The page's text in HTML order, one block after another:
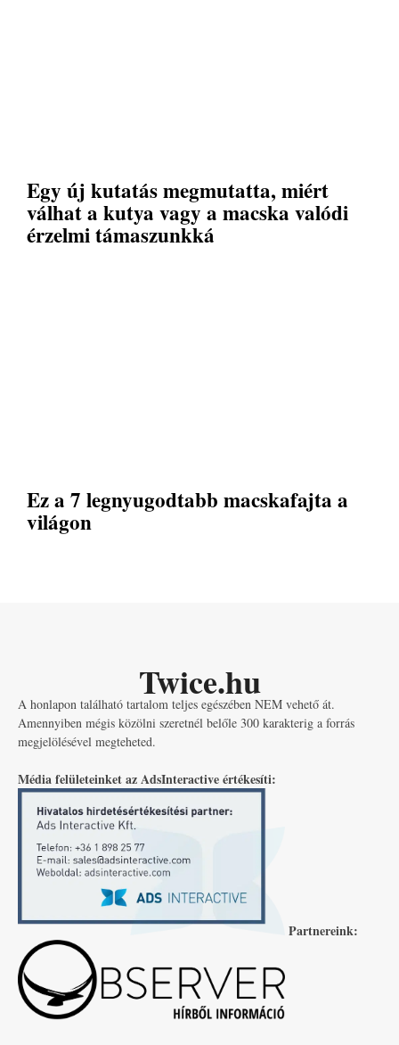
Egy új kutatás megmutatta, miért
válhat a kutya vagy a macska valódi
érzelmi támaszunkká
Ez a 7 legnyugodtabb macskafajta a
világon
Twice.hu
A honlapon található tartalom teljes egészében NEM vehető át.
Amennyiben mégis közölni szeretnél belőle 300 karakterig a forrás
megjelölésével megteheted.
Média felületeinket az AdsInteractive értékesíti:
Partnereink: